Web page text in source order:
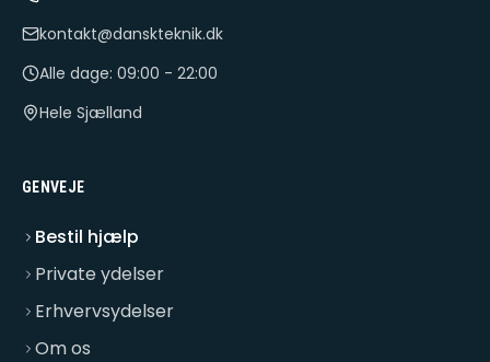
kontakt@danskteknik.dk
Alle dage: 09:00 - 22:00
Hele Sjælland
GENVEJE
Bestil hjælp
Private ydelser
Erhvervsydelser
Om os